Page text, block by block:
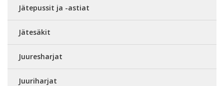
Jätepussit ja -astiat
Jätesäkit
Juuresharjat
Juuriharjat